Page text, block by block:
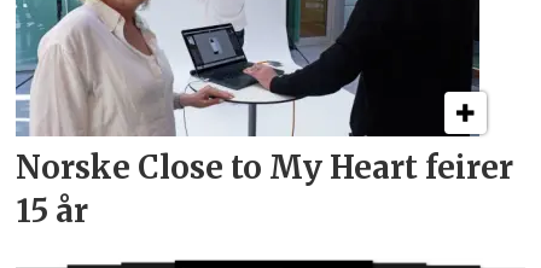
Norske Close to My Heart feirer
15 år